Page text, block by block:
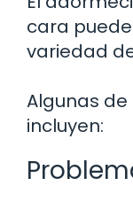
cara
variedad
Algunas
incluyen: